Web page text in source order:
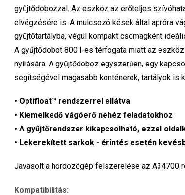
gyűjtődobozzal. Az eszköz az erőteljes
elvégzésére is. A mulcsozó kések által apróra
gyűjtőtartályba, végül kompakt csomagként
A gyűjtődobot 800 l-es térfogata miatt az
nyírására. A gyűjtődoboz egyszerűen, egy
segítségével magasabb konténerek, tartályok is
• Optifloat™ rendszerrel ellátva
• Kiemelkedő vágóerő nehéz feladatokhoz
• A gyűjtőrendszer kikapcsolható, ezzel
• Lekerekített sarkok - érintés esetén
Javasolt a hordozógép felszerelése az A34700
Kompatibilitás: